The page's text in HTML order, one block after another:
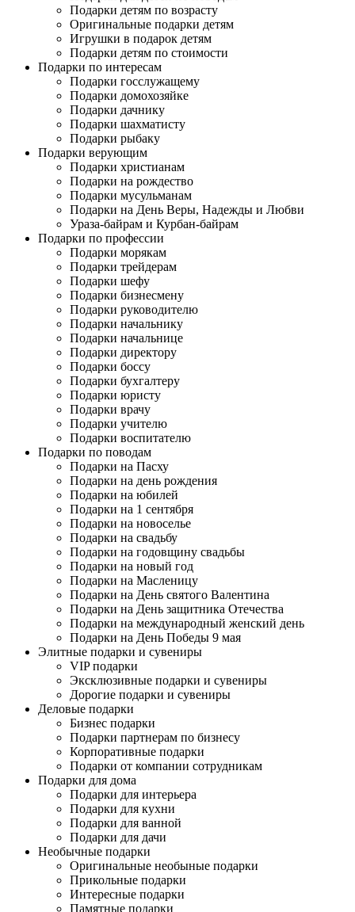
Подарки детям по возрасту
Оригинальные подарки детям
Игрушки в подарок детям
Подарки детям по стоимости
Подарки по интересам
Подарки госслужащему
Подарки домохозяйке
Подарки дачнику
Подарки шахматисту
Подарки рыбаку
Подарки верующим
Подарки христианам
Подарки на рождество
Подарки мусульманам
Подарки на День Веры, Надежды и Любви
Ураза-байрам и Курбан-байрам
Подарки по профессии
Подарки морякам
Подарки трейдерам
Подарки шефу
Подарки бизнесмену
Подарки руководителю
Подарки начальнику
Подарки начальнице
Подарки директору
Подарки боссу
Подарки бухгалтеру
Подарки юристу
Подарки врачу
Подарки учителю
Подарки воспитателю
Подарки по поводам
Подарки на Пасху
Подарки на день рождения
Подарки на юбилей
Подарки на 1 сентября
Подарки на новоселье
Подарки на свадьбу
Подарки на годовщину свадьбы
Подарки на новый год
Подарки на Масленицу
Подарки на День святого Валентина
Подарки на День защитника Отечества
Подарки на международный женский день
Подарки на День Победы 9 мая
Элитные подарки и сувениры
VIP подарки
Эксклюзивные подарки и сувениры
Дорогие подарки и сувениры
Деловые подарки
Бизнес подарки
Подарки партнерам по бизнесу
Корпоративные подарки
Подарки от компании сотрудникам
Подарки для дома
Подарки для интерьера
Подарки для кухни
Подарки для ванной
Подарки для дачи
Необычные подарки
Оригинальные необыные подарки
Прикольные подарки
Интересные подарки
Памятные подарки